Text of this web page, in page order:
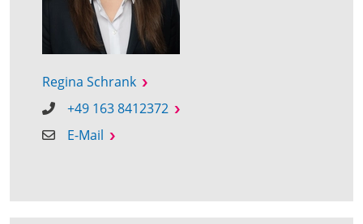
Regina Schrank
+49 163 8412372
E-Mail